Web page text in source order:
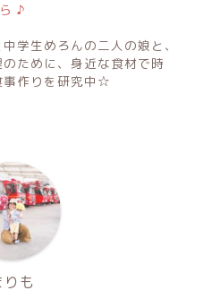
♪
学生めろんの二人の娘と、
ために、身近な食材で時
事作りを研究中☆
りも